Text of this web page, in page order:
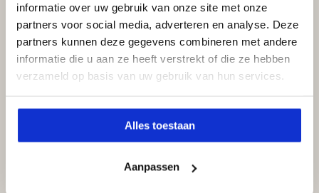
informatie over uw gebruik van onze site met onze
partners voor social media, adverteren en analyse. Deze
partners kunnen deze gegevens combineren met andere
informatie die u aan ze heeft verstrekt of die ze hebben
verzameld op basis van uw gebruik van hun services.
Alles toestaan
Aanpassen
nemen vanafrit 36 (Asten) vanuit het westen OF
afrit 36 (Helmond)
vanuit het oosten de volgende
route volgen om de rotonde richting het
industrieterrein te bereiken:
Deurneseweg➔Vlierdenseweg➔Vlierdense-
Binderendreef(zuiderzijde)
Op deze manier bereik je industrieterrein de Groote